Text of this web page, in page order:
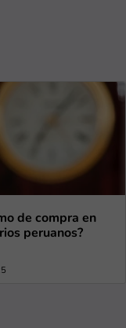
de compra en
peruanos?